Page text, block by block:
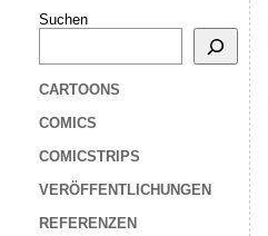
Suchen
CARTOONS
COMICS
COMICSTRIPS
VERÖFFENTLICHUNGEN
REFERENZEN